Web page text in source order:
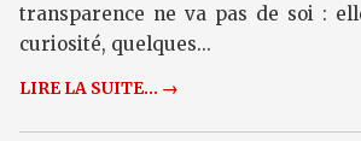
transparence ne va pas de soi :
curiosité, quelques...
LIRE LA SUITE... →